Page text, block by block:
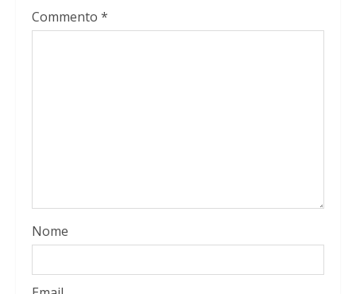
Commento *
Nome